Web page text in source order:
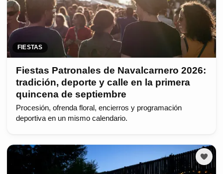
FIESTAS
Fiestas Patronales de Navalcarnero 2026:
tradición, deporte y calle en la primera
quincena de septiembre
Procesión, ofrenda floral, encierros y programación
deportiva en un mismo calendario.